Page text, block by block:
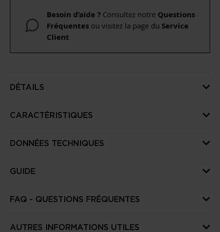
Besoin d’aide ? Consultez notre Questions
Fréquentes ou visitez la page du Service
Client
DÉTAILS
CARACTÉRISTIQUES
DONNÉES TECHNIQUES
GUIDE
FAQ - QUESTIONS FRÉQUENTES
AUTRES INFORMATIONS UTILES